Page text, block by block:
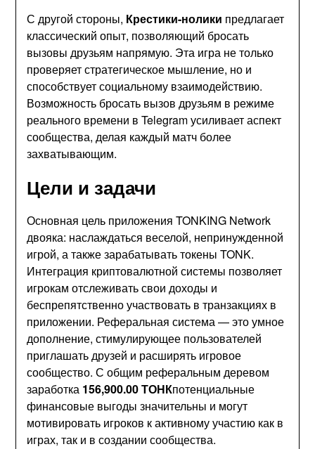
С другой стороны, Крестики-нолики предлагает
классический опыт, позволяющий бросать
вызовы друзьям напрямую. Эта игра не только
проверяет стратегическое мышление, но и
способствует социальному взаимодействию.
Возможность бросать вызов друзьям в режиме
реального времени в Telegram усиливает аспект
сообщества, делая каждый матч более
захватывающим.
Цели и задачи
Основная цель приложения TONKING Network
двояка: наслаждаться веселой, непринужденной
игрой, а также зарабатывать токены TONK.
Интеграция криптовалютной системы позволяет
игрокам отслеживать свои доходы и
беспрепятственно участвовать в транзакциях в
приложении. Реферальная система — это умное
дополнение, стимулирующее пользователей
приглашать друзей и расширять игровое
сообщество. С общим реферальным деревом
заработка 156,900.00 ТОНКпотенциальные
финансовые выгоды значительны и могут
мотивировать игроков к активному участию как в
играх, так и в создании сообщества.